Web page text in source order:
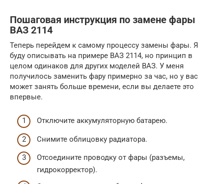
Пошаговая инструкция по замене фары
ВАЗ 2114
Теперь перейдем к самому процессу замены фары. Я
буду описывать на примере ВАЗ 2114, но принцип в
целом одинаков для других моделей ВАЗ. У меня
получилось заменить фару примерно за час, но у вас
может занять больше времени, если вы делаете это
впервые.
Отключите аккумуляторную батарею.
Снимите облицовку радиатора.
Отсоедините проводку от фары (разъемы,
гидрокорректор).